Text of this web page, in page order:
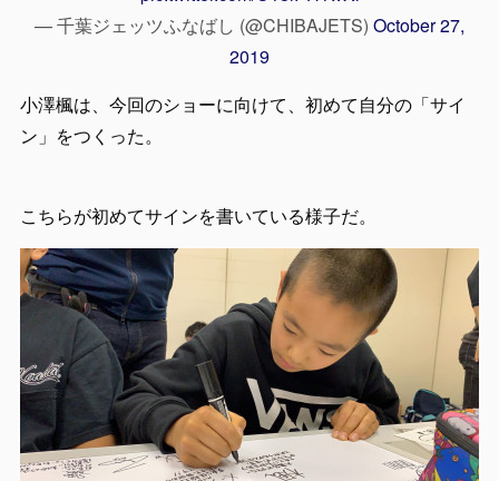
— 千葉ジェッツふなばし (@CHIBAJETS) October 27,
2019
小澤楓は、今回のショーに向けて、初めて自分の「サイ
ン」をつくった。
こちらが初めてサインを書いている様子だ。